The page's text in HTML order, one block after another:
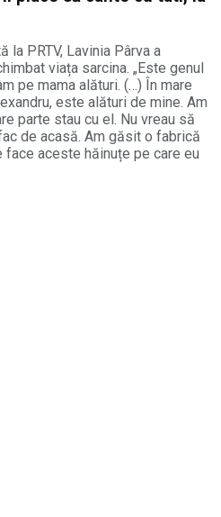
la PRTV, Lavinia Pârva a
viața sarcina. „Este genul
pe mama alături. (…) În mare
este alături de mine. Am
parte stau cu el. Nu vreau să
de acasă. Am găsit o fabrică
aceste hăinuțe pe care eu